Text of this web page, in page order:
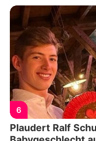
6
Plaudert Ralf